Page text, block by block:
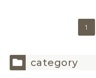
1
category